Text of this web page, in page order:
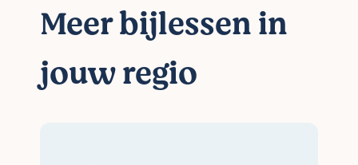
Meer bijlessen in
jouw regio